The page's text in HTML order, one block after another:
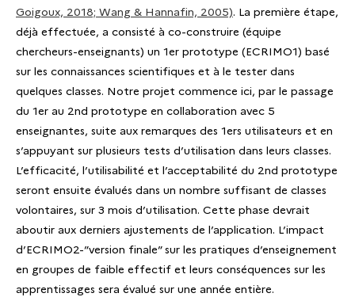
Goigoux, 2018; Wang & Hannafin, 2005). La première étape,
déjà effectuée, a consisté à co-construire (équipe
chercheurs-enseignants) un 1er prototype (ECRIMO1) basé
sur les connaissances scientifiques et à le tester dans
quelques classes. Notre projet commence ici, par le passage
du 1er au 2nd prototype en collaboration avec 5
enseignantes, suite aux remarques des 1ers utilisateurs et en
s’appuyant sur plusieurs tests d’utilisation dans leurs classes.
L’efficacité, l’utilisabilité et l’acceptabilité du 2nd prototype
seront ensuite évalués dans un nombre suffisant de classes
volontaires, sur 3 mois d’utilisation. Cette phase devrait
aboutir aux derniers ajustements de l’application. L’impact
d’ECRIMO2-”version finale” sur les pratiques d’enseignement
en groupes de faible effectif et leurs conséquences sur les
apprentissages sera évalué sur une année entière.